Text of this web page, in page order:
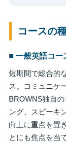
コースの
■ 一般英語コー
短期間で総合的
ス。コミュニケ
BROWNS独自
ング、スピーキ
向上に重点を置
とにも焦点を当て